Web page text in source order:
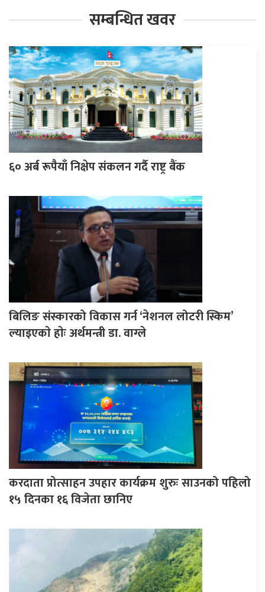
सम्बन्धित खवर
६० अर्ब रूपैयाँ निक्षेप संकलन गर्दै राष्ट्र बैंक
बिलिङ संस्कारको विकास गर्न ‘नेशनल लोटरी स्किम’
ल्याइएकाे हाेः अर्थमन्त्री डा. वाग्ले
करदाता प्रोत्साहन उपहार कार्यक्रम शुरुः साउनको पहिलो
१५ दिनका १६ विजेता छानिए